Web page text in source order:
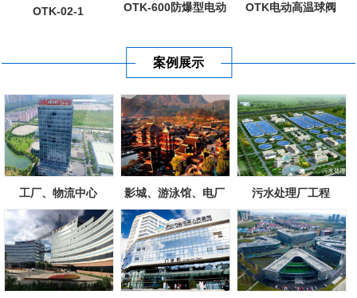
OTK-02-1
OTK-600防爆型电动
OTK电动高温球阀
案例展示
工厂、物流中心 影城、游泳馆、电厂 污水处理厂工程